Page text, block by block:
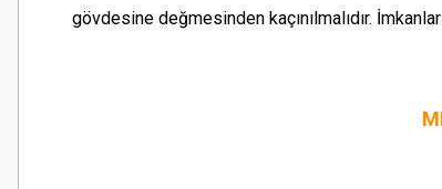
gövdesine değmesinden kaçınılmalıdır.